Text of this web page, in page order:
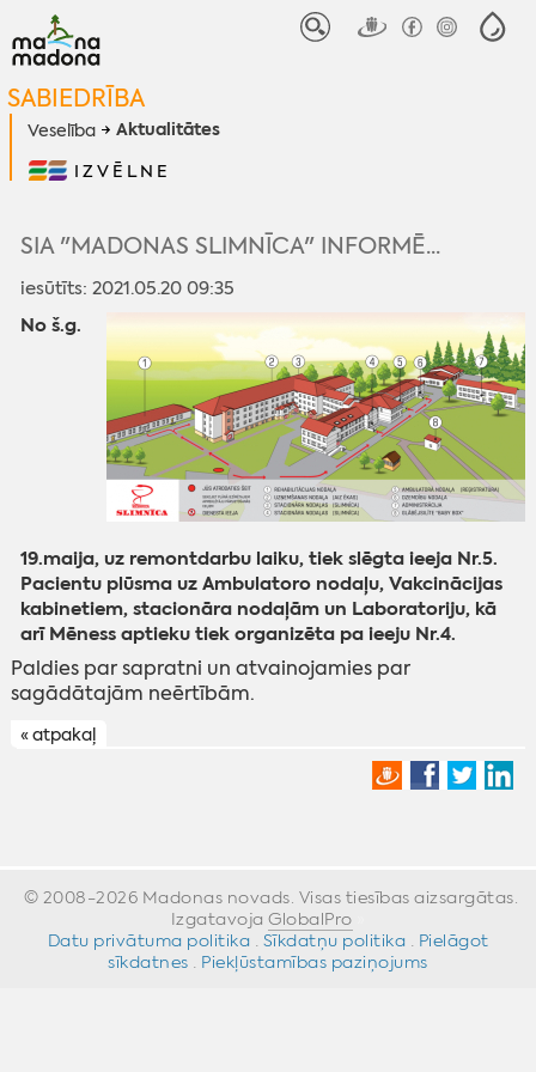
SABIEDRĪBA
Veselība Aktualitātes
IZVĒLNE
SIA "MADONAS SLIMNĪCA" INFORMĒ...
iesūtīts: 2021.05.20 09:35
No š.g.
19.maija, uz remontdarbu laiku, tiek slēgta ieeja Nr.5.
Pacientu plūsma uz Ambulatoro nodaļu, Vakcinācijas
kabinetiem, stacionāra nodaļām un Laboratoriju, kā
arī Mēness aptieku tiek organizēta pa ieeju Nr.4.
Paldies par sapratni un atvainojamies par
sagādātajām neērtībām.
« atpakaļ
© 2008-2026 Madonas novads. Visas tiesības aizsargātas.
Izgatavoja GlobalPro
Datu privātuma politika · Sīkdatņu politika · Pielāgot
sīkdatnes · Piekļūstamības paziņojums